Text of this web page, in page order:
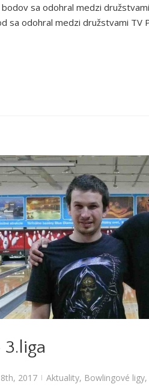
sa odohral medzi
sa odohral medzi družstvami TV
Aktuality Bowlingové ligy, Firemná liga
3.liga
2017 | Aktuality, Bowlingové ligy,